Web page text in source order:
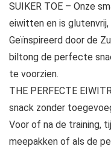
SUIKER TOE – Onze
eiwitten en is
Geïnspireerd door de
biltong de perfecte
te voorzien.
THE PERFECTE
snack zonder
Voor of na de training,
meepakken of als de